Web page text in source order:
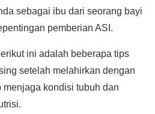
sebagai ibu dari seorang bayi
pemberian ASI.
ini adalah beberapa tips
setelah melahirkan dengan
menjaga kondisi tubuh dan